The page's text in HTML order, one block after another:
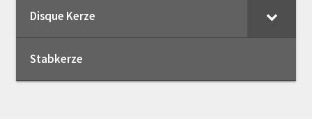
Disque Kerze
Stabkerze